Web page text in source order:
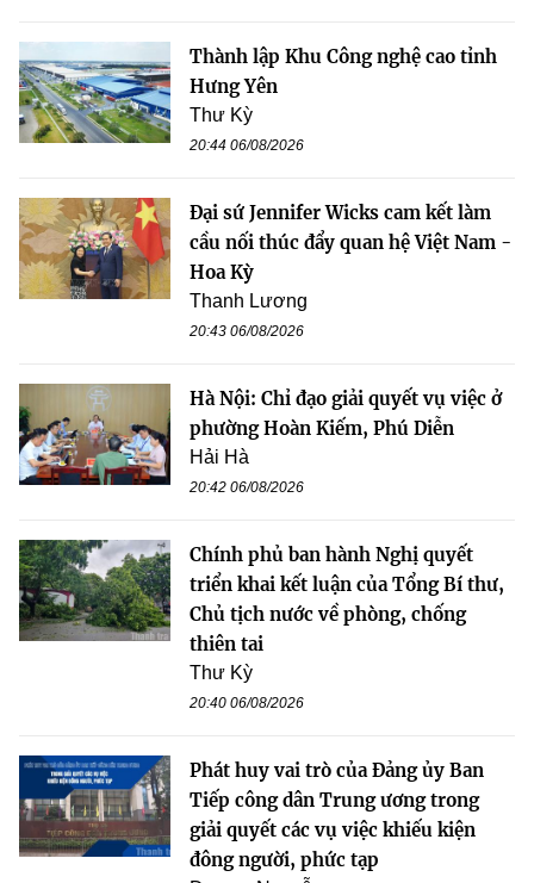
Thành lập Khu Công nghệ cao tỉnh
Hưng Yên
Thư Kỳ
20:44 06/08/2026
Đại sứ Jennifer Wicks cam kết làm
cầu nối thúc đẩy quan hệ Việt Nam -
Hoa Kỳ
Thanh Lương
20:43 06/08/2026
Hà Nội: Chỉ đạo giải quyết vụ việc ở
phường Hoàn Kiếm, Phú Diễn
Hải Hà
20:42 06/08/2026
Chính phủ ban hành Nghị quyết
triển khai kết luận của Tổng Bí thư,
Chủ tịch nước về phòng, chống
thiên tai
Thư Kỳ
20:40 06/08/2026
Phát huy vai trò của Đảng ủy Ban
Tiếp công dân Trung ương trong
giải quyết các vụ việc khiếu kiện
đông người, phức tạp